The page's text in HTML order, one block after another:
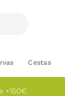
Cestas
+150€